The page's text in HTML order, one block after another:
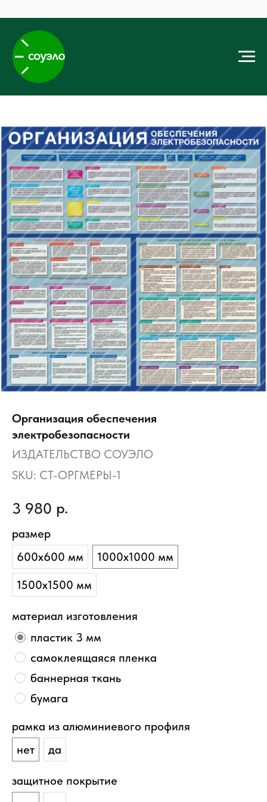
Организация обеспечения
электробезопасности
ИЗДАТЕЛЬСТВО СОУЭЛО
SKU: СТ-ОРГМЕРЫ-1
3 980 р.
размер
600х600 мм
1000х1000 мм
1500х1500 мм
материал изготовления
пластик 3 мм
самоклеящаяся пленка
баннерная ткань
бумага
рамка из алюминиевого профиля
нет
да
защитное покрытие